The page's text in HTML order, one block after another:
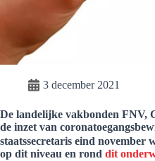
3 december 2021
De landelijke vakbonden FNV,
de inzet van
staatssecretaris eind november
op dit niveau en rond dit